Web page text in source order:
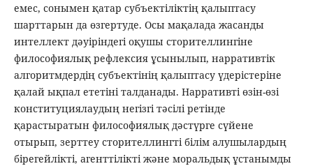
емес, сонымен қатар субъектіліктің қалыптасу
шарттарын да өзгертуде. Осы мақалада жасанды
интеллект дәуіріндегі оқушы сторителлингіне
философиялық рефлексия ұсынылып, нарративтік
алгоритмдердің субъектінің қалыптасу үдерістеріне
қалай ықпал ететіні талданады. Нарративті өзін-өзі
конституциялаудың негізгі тәсілі ретінде
қарастыратын философиялық дәстүрге сүйене
отырып, зерттеу сторителлингті білім алушылардың
бірегейлікті, агенттілікті және моральдық ұстанымды